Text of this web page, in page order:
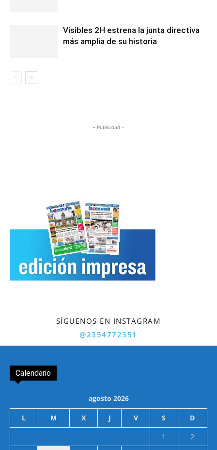
Visibles 2H estrena la junta directiva
más amplia de su historia
- Publicidad -
SÍGUENOS EN INSTAGRAM
@2354772351
Calendario
agosto 2026
L M X J V S D
1
2